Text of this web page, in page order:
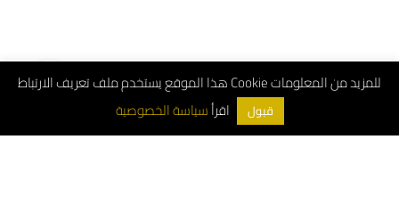
هذا الموقع يستخدم ملف تعريف الارتباط Cookie للمزيد من المعلومات
اقرأ
قبول